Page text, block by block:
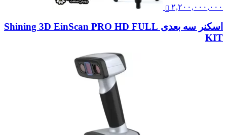
۲,۲۰۰,۰۰۰,۰۰۰
اسکنر سه بعدی Shining 3D EinScan PRO HD FULL
KIT